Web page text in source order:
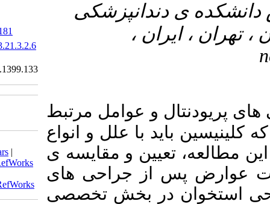
مرتبط
علل و انواع
و مقایسه ی
جراحی های
بخش تخصصی
‎ 20.1001.1.20084676.1403.21.3.2.6
IR.TUMS.DENTISTRY.REC.1399.133).
Download citation:
BibTeX
RIS| EndNote |Medlars
ProCite| Reference Manager |
RefWorks
Send citation to:
Mendeley
Zotero RefWorks